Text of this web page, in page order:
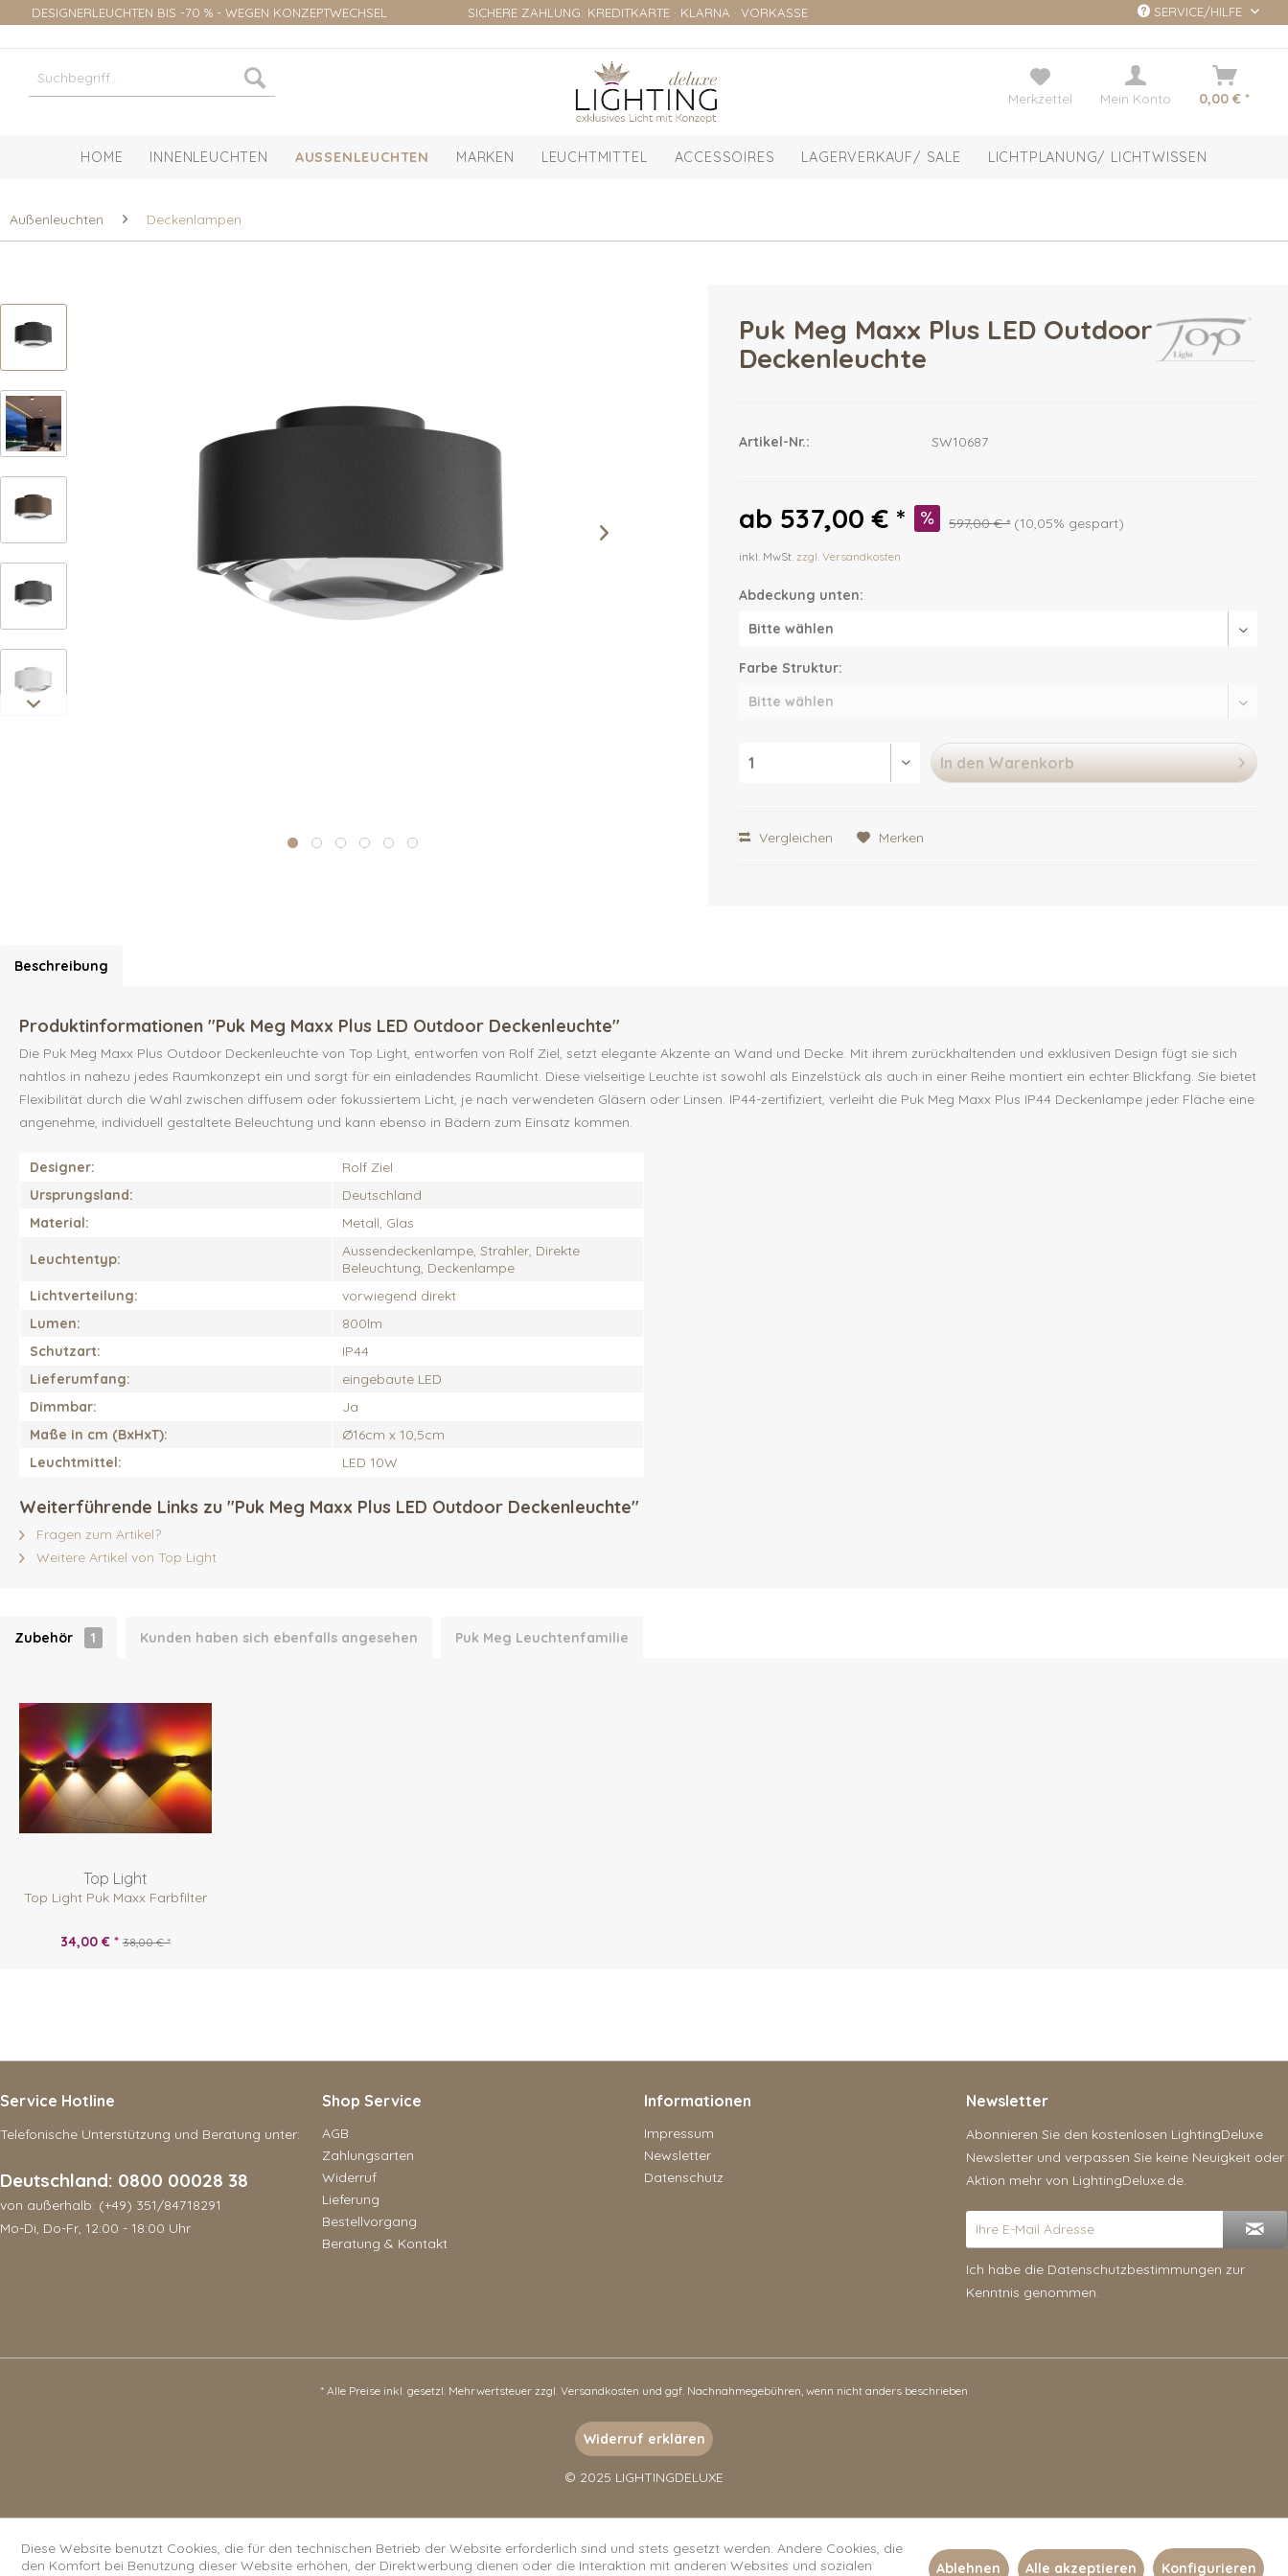
DESIGNERLEUCHTEN BIS -70 % - WEGEN KONZEPTWECHSEL SICHERE ZAHLUNG: KREDITKARTE · KLARNA · VORKASSE SERVICE/HILFE
Merkzettel Mein Konto 0,00 € *
HOME INNENLEUCHTEN AUSSENLEUCHTEN MARKEN LEUCHTMITTEL ACCESSOIRES LAGERVERKAUF/ SALE LICHTPLANUNG/ LICHTWISSEN
Außenleuchten Deckenlampen
Puk Meg Maxx Plus LED Outdoor
Deckenleuchte
Artikel-Nr.: SW10687
ab 537,00 € * 597,00 € * (10,05% gespart)
inkl. MwSt. zzgl. Versandkosten
Abdeckung unten:
Farbe Struktur:
In den Warenkorb
Vergleichen Merken
Beschreibung
Produktinformationen "Puk Meg Maxx Plus LED Outdoor Deckenleuchte"
Die Puk Meg Maxx Plus Outdoor Deckenleuchte von Top Light, entworfen von Rolf Ziel, setzt elegante Akzente an Wand und Decke. Mit ihrem zurückhaltenden und exklusiven Design fügt sie sich
nahtlos in nahezu jedes Raumkonzept ein und sorgt für ein einladendes Raumlicht. Diese vielseitige Leuchte ist sowohl als Einzelstück als auch in einer Reihe montiert ein echter Blickfang. Sie bietet
Flexibilität durch die Wahl zwischen diffusem oder fokussiertem Licht, je nach verwendeten Gläsern oder Linsen. IP44-zertifiziert, verleiht die Puk Meg Maxx Plus IP44 Deckenlampe jeder Fläche eine
angenehme, individuell gestaltete Beleuchtung und kann ebenso in Bädern zum Einsatz kommen.
Designer:
Rolf Ziel
Ursprungsland:
Deutschland
Material:
Metall, Glas
Leuchtentyp:
Aussendeckenlampe, Strahler, Direkte
Beleuchtung, Deckenlampe
Lichtverteilung:
vorwiegend direkt
Lumen:
800lm
Schutzart:
IP44
Lieferumfang:
eingebaute LED
Dimmbar:
Ja
Maße in cm (BxHxT):
Ø16cm x 10,5cm
Leuchtmittel:
LED 10W
Weiterführende Links zu "Puk Meg Maxx Plus LED Outdoor Deckenleuchte"
Fragen zum Artikel?
Weitere Artikel von Top Light
Zubehör 1 Kunden haben sich ebenfalls angesehen Puk Meg Leuchtenfamilie
Top Light
Top Light Puk Maxx Farbfilter
34,00 € * 38,00 € *
Service Hotline
Telefonische Unterstützung und Beratung unter:
Deutschland: 0800 00028 38
von außerhalb: (+49) 351/84718291
Mo-Di, Do-Fr, 12:00 - 18:00 Uhr
Shop Service
AGB
Zahlungsarten
Widerruf
Lieferung
Bestellvorgang
Beratung & Kontakt
Informationen
Impressum
Newsletter
Datenschutz
Newsletter
Abonnieren Sie den kostenlosen LightingDeluxe
Newsletter und verpassen Sie keine Neuigkeit oder
Aktion mehr von LightingDeluxe.de.
Ich habe die Datenschutzbestimmungen zur
Kenntnis genommen.
* Alle Preise inkl. gesetzl. Mehrwertsteuer zzgl. Versandkosten und ggf. Nachnahmegebühren, wenn nicht anders beschrieben
Widerruf erklären
© 2025 LIGHTINGDELUXE
Diese Website benutzt Cookies, die für den technischen Betrieb der Website erforderlich sind und stets gesetzt werden. Andere Cookies, die
den Komfort bei Benutzung dieser Website erhöhen, der Direktwerbung dienen oder die Interaktion mit anderen Websites und sozialen
Ablehnen Alle akzeptieren Konfigurieren